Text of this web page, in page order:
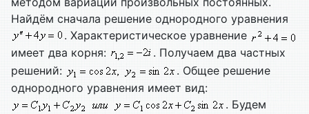
Найдём сначала решение однородного уравнения
. Характеристическое уравнение
имеет два корня:
. Получаем два частных
решений:
. Общее решение
однородного уравнения имеет вид:
. Будем